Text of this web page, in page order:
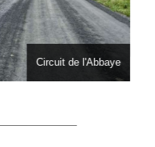
Circuit de l'Abbaye